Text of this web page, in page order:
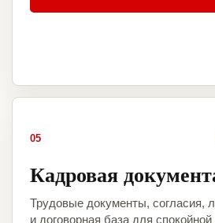
05
Кадровая
Трудовые документы, согласия,
и договорная база для